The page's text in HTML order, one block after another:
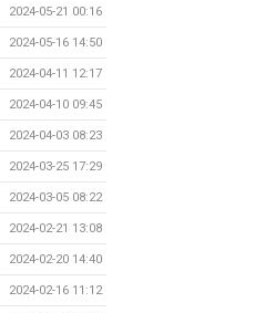
2024-05-21 00:16
2024-05-16 14:50
2024-04-11 12:17
2024-04-10 09:45
2024-04-03 08:23
2024-03-25 17:29
2024-03-05 08:22
2024-02-21 13:08
2024-02-20 14:40
2024-02-16 11:12